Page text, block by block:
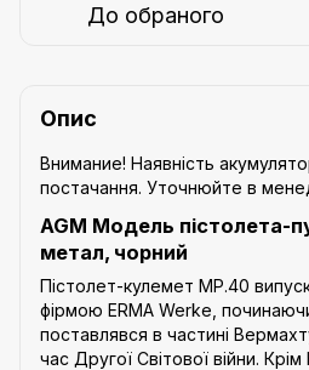
До обраного
Опис
Внимание! Наявність
постачання. Уточнюйте в
AGM Модель пістолета-
метал, чорний
Пістолет-кулемет MP.40
фірмою ERMA Werke,
поставлявся в частині
час Другої Світової війни. Крім